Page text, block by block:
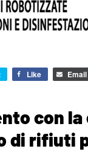
Like Email
con
di rifiuti